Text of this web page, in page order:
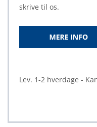
skrive til os.
Lev. 1-2 hverdage -